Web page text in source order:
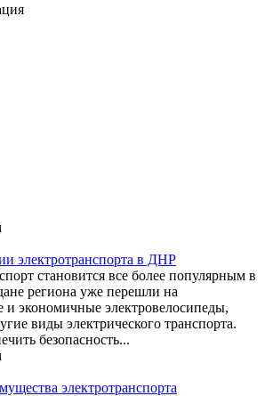
электротранспорта в ДНР
становится все более популярным в
региона уже перешли на
и экономичные электровелосипеды,
виды электрического транспорта.
безопасность...
электротранспорта